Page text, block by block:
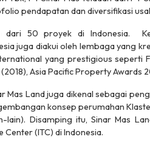
pendapatan dan diversifikasi
dari 50 proyek di Indonesia.
juga diakui oleh lembaga yang
yang prestigious seperti
Asia Pacific Property Awards
Mas Land juga dikenal sebagai
konsep perumahan
lain). Disamping itu, Sinar Mas
(ITC) di Indonesia.